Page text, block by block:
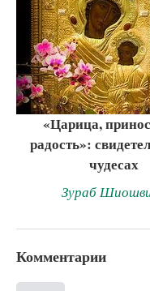
«Царица,
радость»:
чудесах
Зураб
Комментарии